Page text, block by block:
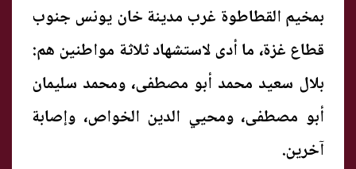
بمخيم القطاطوة غرب مدينة خان يونس جنوب
قطاع غزة، ما أدى لاستشهاد ثلاثة مواطنين هم:
بلال سعيد محمد أبو مصطفى، ومحمد سليمان
أبو مصطفى، ومحيي الدين الخواص، وإصابة
آخرين.